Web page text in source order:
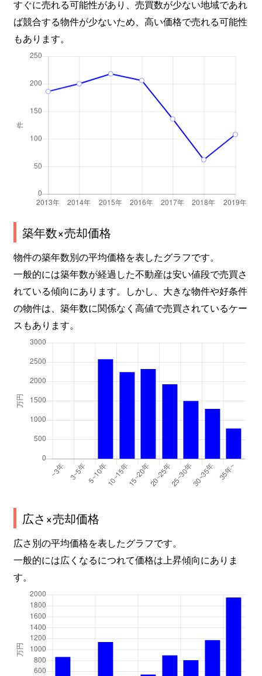
すぐに売れる可能性があり、売買数が少ない地域であれ
ば競合する物件が少ないため、高い価格で売れる可能性
もあります。
築年数×売却価格
物件の築年数別の平均価格を表したグラフです。
一般的には築年数が経過した不動産は安い値段で売買さ
れている傾向にあります。しかし、大きな物件や好条件
の物件は、築年数に関係なく高値で売買されているケー
スもあります。
広さ×売却価格
広さ別の平均価格を表したグラフです。
一般的には広くなるにつれて価格は上昇傾向にありま
す。